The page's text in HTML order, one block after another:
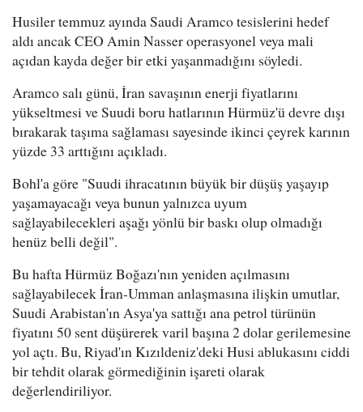
Husiler temmuz ayında Saudi Aramco tesislerini hedef
aldı ancak CEO Amin Nasser operasyonel veya mali
açıdan kayda değer bir etki yaşanmadığını söyledi.
Aramco salı günü, İran savaşının enerji fiyatlarını
yükseltmesi ve Suudi boru hatlarının Hürmüz'ü devre dışı
bırakarak taşıma sağlaması sayesinde ikinci çeyrek karının
yüzde 33 arttığını açıkladı.
Bohl'a göre "Suudi ihracatının büyük bir düşüş yaşayıp
yaşamayacağı veya bunun yalnızca uyum
sağlayabilecekleri aşağı yönlü bir baskı olup olmadığı
henüz belli değil".
Bu hafta Hürmüz Boğazı'nın yeniden açılmasını
sağlayabilecek İran-Umman anlaşmasına ilişkin umutlar,
Suudi Arabistan'ın Asya'ya sattığı ana petrol türünün
fiyatını 50 sent düşürerek varil başına 2 dolar gerilemesine
yol açtı. Bu, Riyad'ın Kızıldeniz'deki Husi ablukasını ciddi
bir tehdit olarak görmediğinin işareti olarak
değerlendiriliyor.